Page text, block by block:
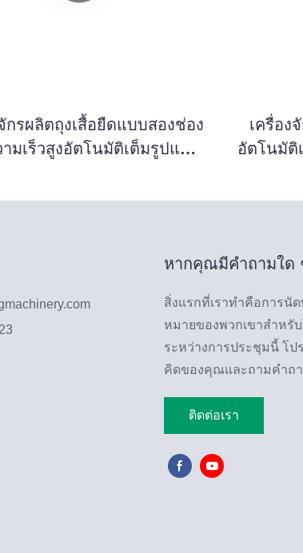
กรผลิตถุงเสื้อยืดแบบสองช่อง
มเร็วสูงอัตโนมัติเต็มรูปแบบ
เครื่อง
อัตโนมัติ
หากคุณมีคำถามใด
สิ่งแรกที่เราทำคือการนั
หมายของพวกเขาสำหรั
ระหว่างการประชุมนี้ โป
คิดของคุณและถามคำถ
ติดต่อเรา